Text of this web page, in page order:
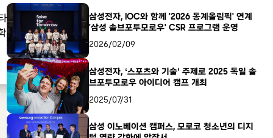
삼성전자, IOC와 함께 '2026 동계올림픽' 연계
'삼성 솔브포투모로우' CSR 프로그램 운영
2026/02/09
삼성전자, ‘스포츠와 기술’ 주제로 2025 독일 솔
브포투모로우 아이디어 캠프 개최
2025/07/31
삼성 이노베이션 캠퍼스, 모로코 청소년의 디지